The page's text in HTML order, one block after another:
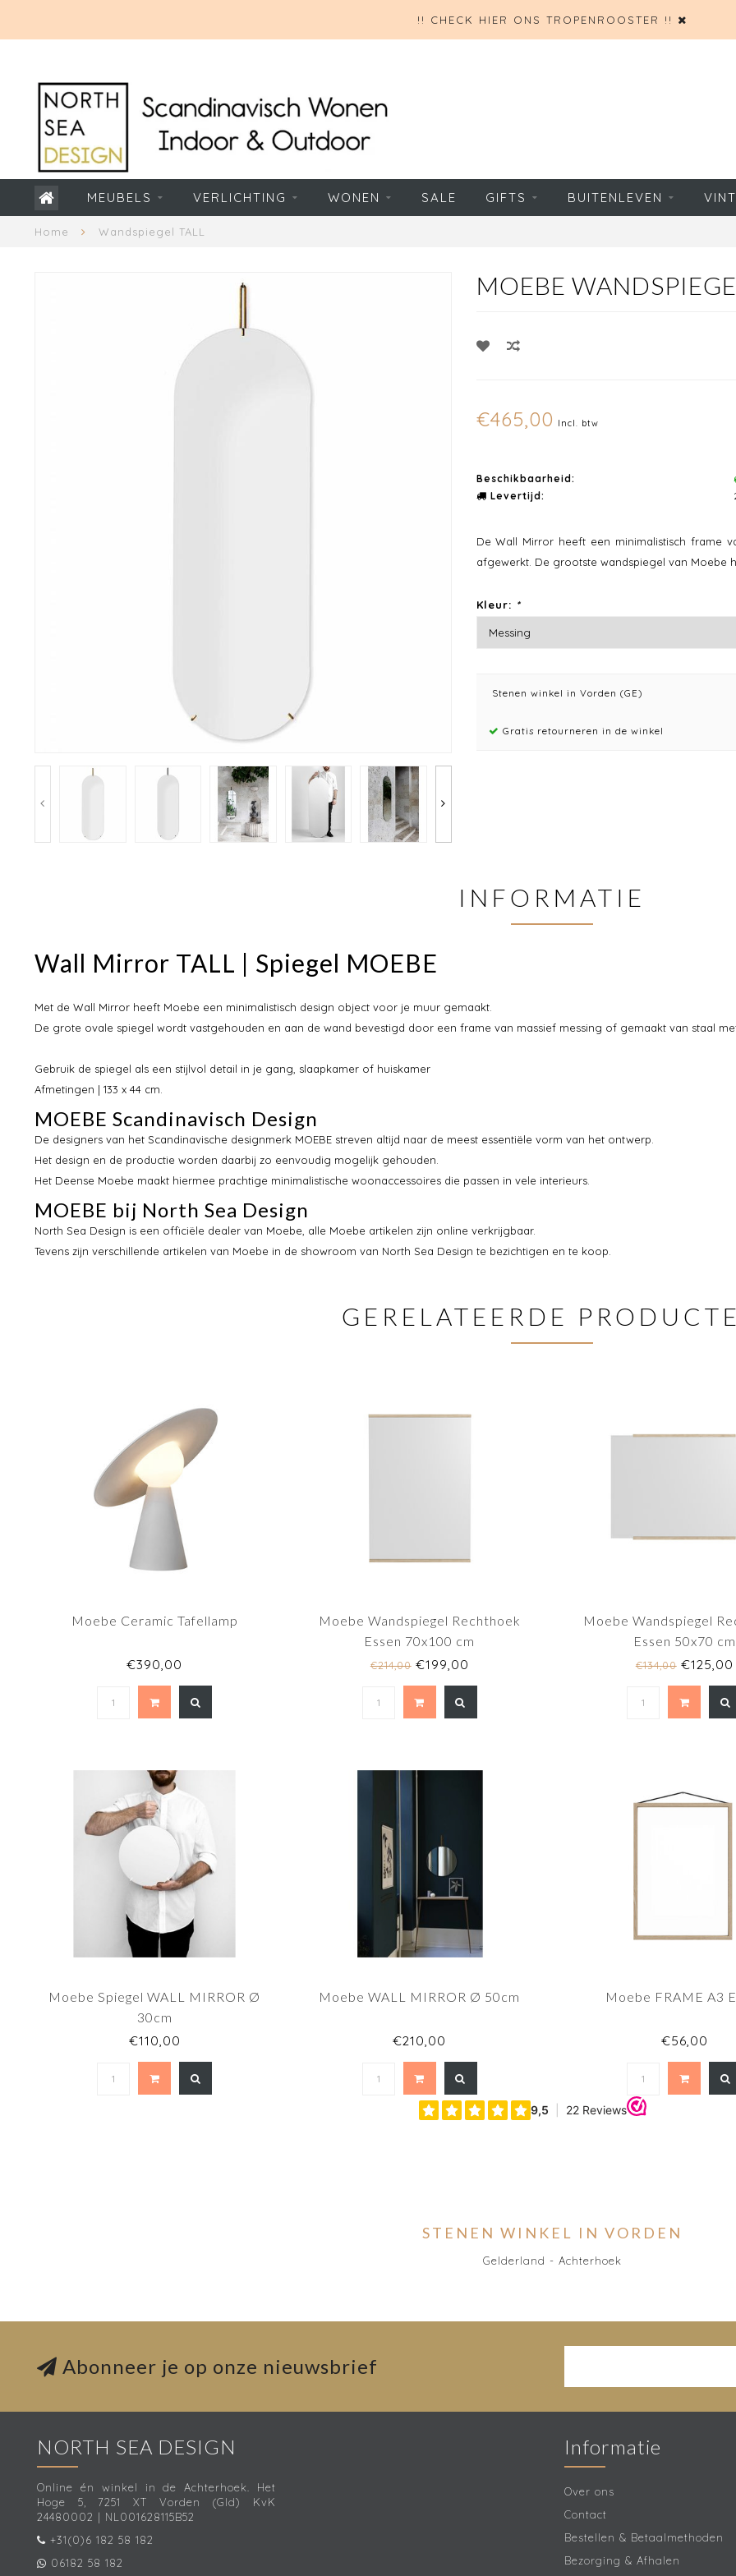
!! CHECK HIER ONS TROPENROOSTER !!
MEUBELS VERLICHTING WONEN SALE GIFTS BUITENLEVEN
Home Wandspiegel TALL
MOEBE
€465,00 Incl. btw
Beschikbaarheid:
Levertijd:
De Wall Mirror heeft een minimalistisch frame
afgewerkt. De grootste wandspiegel van Moebe
Kleur: *
Stenen winkel in Vorden (GE)
Gratis retourneren in de winkel
INFORMATIE
Wall Mirror TALL | Spiegel MOEBE
Met de Wall Mirror heeft Moebe een minimalistisch design object voor je muur gemaakt.
De grote ovale spiegel wordt vastgehouden en aan de wand bevestigd door een frame van massief messing of gemaakt van staal
Gebruik de spiegel als een stijlvol detail in je gang, slaapkamer of huiskamer
Afmetingen | 133 x 44 cm.
MOEBE Scandinavisch Design
De designers van het Scandinavische designmerk MOEBE streven altijd naar de meest essentiële vorm van het ontwerp.
Het design en de productie worden daarbij zo eenvoudig mogelijk gehouden.
Het Deense Moebe maakt hiermee prachtige minimalistische woonaccessoires die passen in vele interieurs.
MOEBE bij North Sea Design
North Sea Design is een officiële dealer van Moebe, alle Moebe artikelen zijn online verkrijgbaar.
Tevens zijn verschillende artikelen van Moebe in de showroom van North Sea Design te bezichtigen en te koop.
GERELATEERDE
Moebe Ceramic Tafellamp
€390,00
Moebe Wandspiegel Rechthoek
Essen 70x100 cm
€214,00€199,00
Moebe Wandspiegel
Essen 50x70 cm
€134,00€125,00
Moebe Spiegel WALL MIRROR Ø
30cm
€110,00
Moebe WALL MIRROR Ø 50cm
€210,00
Moebe FRAME A3
€56,00
STENEN WINKEL IN VORDEN
Gelderland - Achterhoek
Abonneer je op onze nieuwsbrief
NORTH SEA DESIGN
Online én winkel in de Achterhoek. Het
Hoge 5, 7251 XT Vorden (Gld) KvK
24480002 | NL001628115B52
+31(0)6 182 58 182
06182 58 182
Informatie
Over ons
Contact
Bestellen & Betaalmethoden
Bezorging & Afhalen